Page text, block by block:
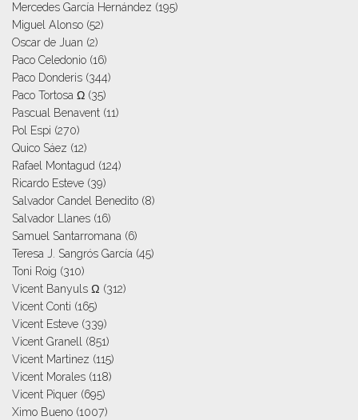
Mercedes García Hernández (195)
Miguel Alonso (52)
Oscar de Juan (2)
Paco Celedonio (16)
Paco Donderis (344)
Paco Tortosa Ω (35)
Pascual Benavent (11)
Pol Espi (270)
Quico Sáez (12)
Rafael Montagud (124)
Ricardo Esteve (39)
Salvador Candel Benedito (8)
Salvador Llanes (16)
Samuel Santarromana (6)
Teresa J. Sangrós García (45)
Toni Roig (310)
Vicent Banyuls Ω (312)
Vicent Conti (165)
Vicent Esteve (339)
Vicent Granell
(851)
Vicent Martinez (115)
Vicent Morales (118)
Vicent Piquer (695)
Ximo Bueno (1007)